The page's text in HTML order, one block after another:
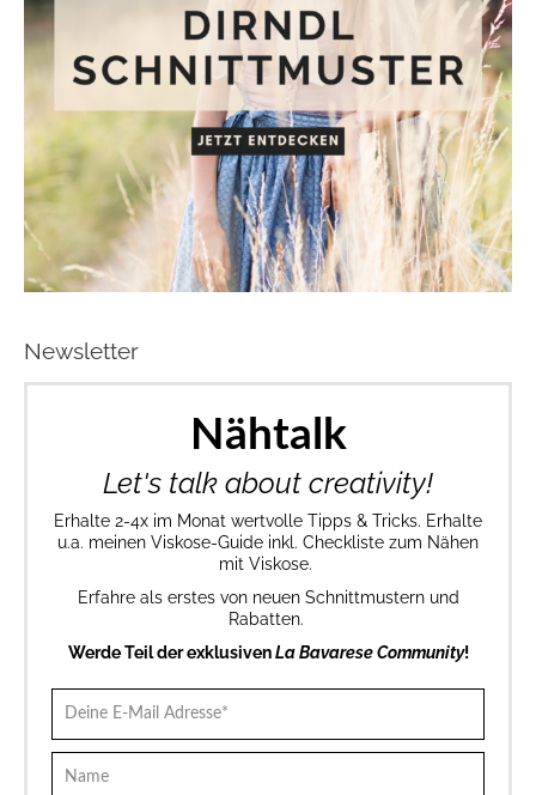
Newsletter
Nähtalk
Let's talk about creativity!
Erhalte 2-4x im Monat wertvolle Tipps & Tricks. Erhalte
u.a. meinen Viskose-Guide inkl. Checkliste zum Nähen
mit Viskose.
Erfahre als erstes von neuen Schnittmustern und
Rabatten.
Werde Teil der exklusivenLa Bavarese Community!